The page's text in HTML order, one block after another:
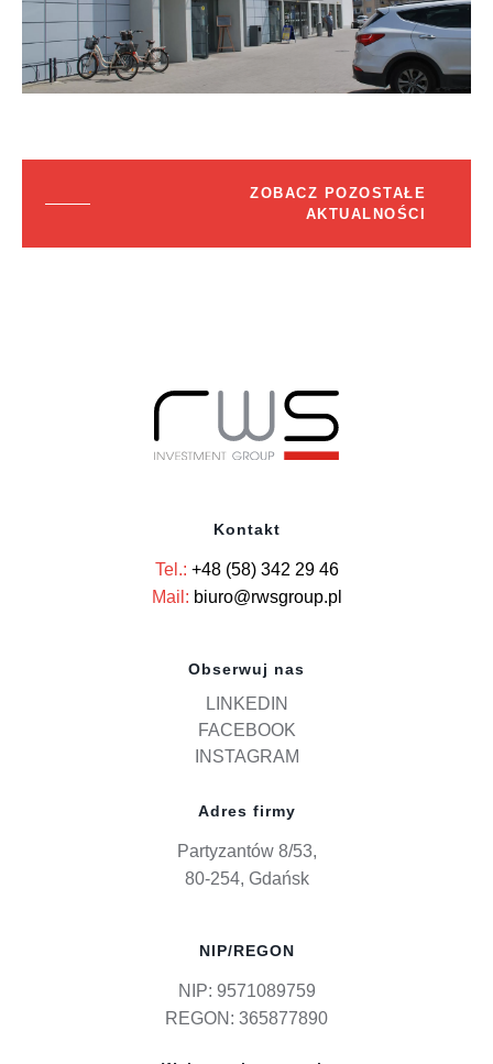
ZOBACZ POZOSTAŁE
AKTUALNOŚCI
Kontakt
Tel.: +48 (58) 342 29 46
Mail: biuro@rwsgroup.pl
Obserwuj nas
LINKEDIN
FACEBOOK
INSTAGRAM
Adres firmy
Partyzantów 8/53,
80-254, Gdańsk
NIP/REGON
NIP: 9571089759
REGON: 365877890